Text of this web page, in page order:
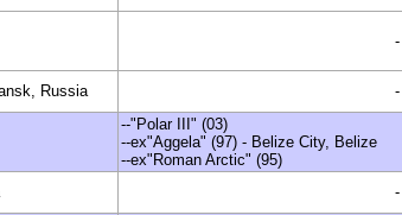
-
Russia -
--"Polar III" (03)
--ex"Aggela" (97) - Belize City, Belize
--ex"Roman Arctic" (95)
-